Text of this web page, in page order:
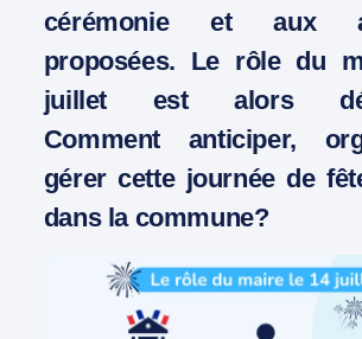
cérémonie et aux
proposées. Le rôle du
juillet est alors
Comment anticiper,
gérer cette journée de
dans la commune?